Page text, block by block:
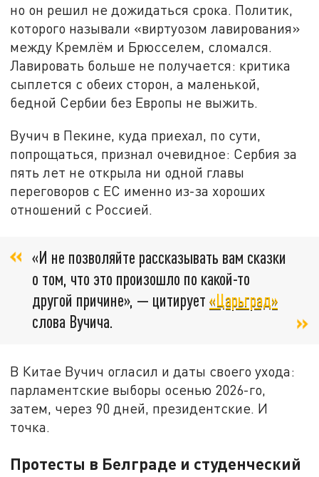
но он решил не дожидаться срока. Политик,
которого называли «виртуозом лавирования»
между Кремлём и Брюсселем, сломался.
Лавировать больше не получается: критика
сыплется с обеих сторон, а маленькой,
бедной Сербии без Европы не выжить.
Вучич в Пекине, куда приехал, по сути,
попрощаться, признал очевидное: Сербия за
пять лет не открыла ни одной главы
переговоров с ЕС именно из-за хороших
отношений с Россией.
«И не позволяйте рассказывать вам сказки
о том, что это произошло по какой-то
другой причине», — цитирует «Царьград»
слова Вучича.
В Китае Вучич огласил и даты своего ухода:
парламентские выборы осенью 2026-го,
затем, через 90 дней, президентские. И
точка.
Протесты в Белграде и студенческий